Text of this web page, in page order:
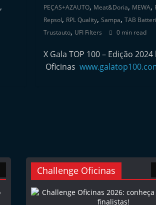
,
PEÇAS+AZAUTO, Meat&Doria, MEWA,
Repsol, RPL Quality,Sampa,TAB
Trustauto, UFI Filters 0 min read
X Gala TOP 100 – Edição
Oficinas
Challenge Oficinas